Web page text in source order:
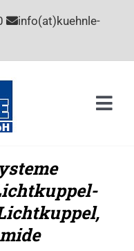
info(at)kuehnle-